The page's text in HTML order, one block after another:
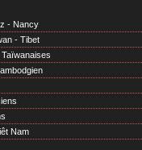
- Nancy
- Tibet
Taïwanaises
Nam